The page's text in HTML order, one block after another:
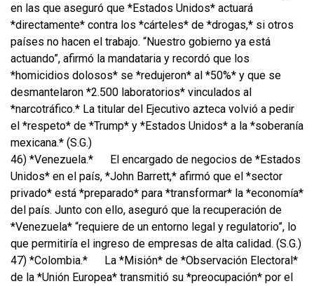
en las que aseguró que *Estados Unidos* actuará
*directamente* contra los *cárteles* de *drogas,* si otros
países no hacen el trabajo. “Nuestro gobierno ya está
actuando”, afirmó la mandataria y recordó que los
*homicidios dolosos* se *redujeron* al *50%* y que se
desmantelaron *2.500 laboratorios* vinculados al
*narcotráfico.* La titular del Ejecutivo azteca volvió a pedir
el *respeto* de *Trump* y *Estados Unidos* a la *soberanía
mexicana.* (S.G.)
46) *Venezuela.*
El encargado de negocios de *Estados
Unidos* en el país, *John Barrett,* afirmó que el *sector
privado* está *preparado* para *transformar* la *economía*
del país. Junto con ello, aseguró que la recuperación de
*Venezuela* “requiere de un entorno legal y regulatorio”, lo
que permitiría el ingreso de empresas de alta calidad. (S.G.)
47) *Colombia.*
La *Misión* de *Observación Electoral*
de la *Unión Europea* transmitió su *preocupación* por el